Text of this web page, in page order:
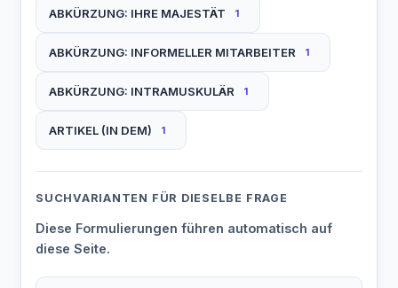
ABKÜRZUNG: IHRE MAJESTÄT 1
ABKÜRZUNG: INFORMELLER MITARBEITER 1
ABKÜRZUNG: INTRAMUSKULÄR 1
ARTIKEL (IN DEM) 1
SUCHVARIANTEN FÜR DIESELBE FRAGE
Diese Formulierungen führen automatisch auf
diese Seite.